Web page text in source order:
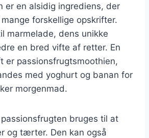
er en alsidig ingrediens, der
forskellige opskrifter.
marmelade, dens unikke
en bred vifte af retter. En
er passionsfrugtsmoothien,
med yoghurt og banan for
morgenmad.
bruges til at
og tærter. Den kan også